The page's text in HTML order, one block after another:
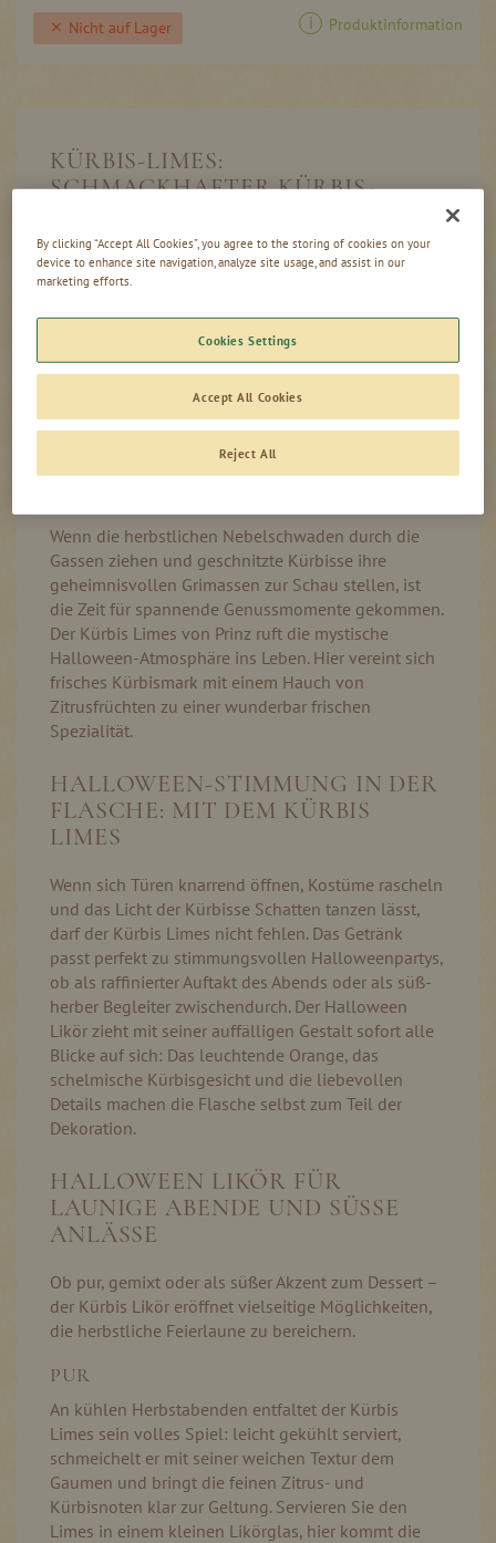
Nicht auf Lager Produktinformation
KÜRBIS-LIMES:
SCHMACKHAFTER KÜRBIS-
Köstliches Herbstgetränk
der Frische von Zitrusfrüchten
Auffällige Flasche im charaktervollen
Halloween-Design
EIN HALLOWEEN LIKÖR FÜR
Wenn die herbstlichen Nebelschwaden durch die
Gassen ziehen und geschnitzte Kürbisse ihre
geheimnisvollen Grimassen zur Schau stellen, ist
die Zeit für spannende Genussmomente gekommen.
Der Kürbis Limes von Prinz ruft die mystische
Halloween-Atmosphäre ins Leben. Hier vereint sich
frisches Kürbismark mit einem Hauch von
Zitrusfrüchten zu einer wunderbar frischen
Spezialität.
HALLOWEEN-STIMMUNG IN DER
FLASCHE: MIT DEM KÜRBIS
LIMES
Wenn sich Türen knarrend öffnen, Kostüme rascheln
und das Licht der Kürbisse Schatten tanzen lässt,
darf der Kürbis Limes nicht fehlen. Das Getränk
passt perfekt zu stimmungsvollen Halloweenpartys,
ob als raffinierter Auftakt des Abends oder als süß-
herber Begleiter zwischendurch. Der Halloween
Likör zieht mit seiner auffälligen Gestalt sofort alle
Blicke auf sich: Das leuchtende Orange, das
schelmische Kürbisgesicht und die liebevollen
Details machen die Flasche selbst zum Teil der
Dekoration.
HALLOWEEN LIKÖR FÜR
LAUNIGE ABENDE UND SÜSSE A
NLÄSSE
Ob pur, gemixt oder als süßer Akzent zum Dessert –
der Kürbis Likör eröffnet vielseitige Möglichkeiten,
die herbstliche Feierlaune zu bereichern.
PUR
An kühlen Herbstabenden entfaltet der Kürbis
Limes sein volles Spiel: leicht gekühlt serviert,
schmeichelt er mit seiner weichen Textur dem
Gaumen und bringt die feinen Zitrus- und
Kürbisnoten klar zur Geltung. Servieren Sie den
Limes in einem kleinen Likörglas, hier kommt die
By clicking “Accept All Cookies”, you agree to the storing of cookies on your
device to enhance site navigation, analyze site usage, and assist in our
marketing efforts.
Cookies Settings
Reject All
Accept All Cookies